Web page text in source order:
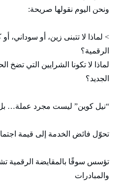
ونحن اليوم نقولها صريحة:
> لماذا لا تتبنى زين، أو سوداني،
الرقمية؟
لماذا لا تكونا الشرايين التي تضخ
الجديد؟
“نيل كوين” ليست مجرد عملة…
تحوّل فائض الخدمة إلى قيمة
تؤسس سوقًا بالمقايضة الرقمية
والمبادرات